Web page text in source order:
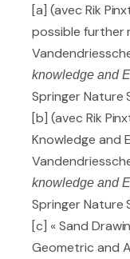
[a] (avec Rik
possible further
knowledge and
Springer Nature
[b] (avec Rik
Knowledge and
knowledge and
Springer Nature
[c] « Sand
Geometric and